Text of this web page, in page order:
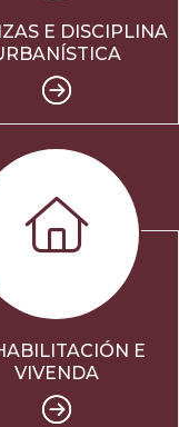
E DISCIPLINA
E
VIVENDA